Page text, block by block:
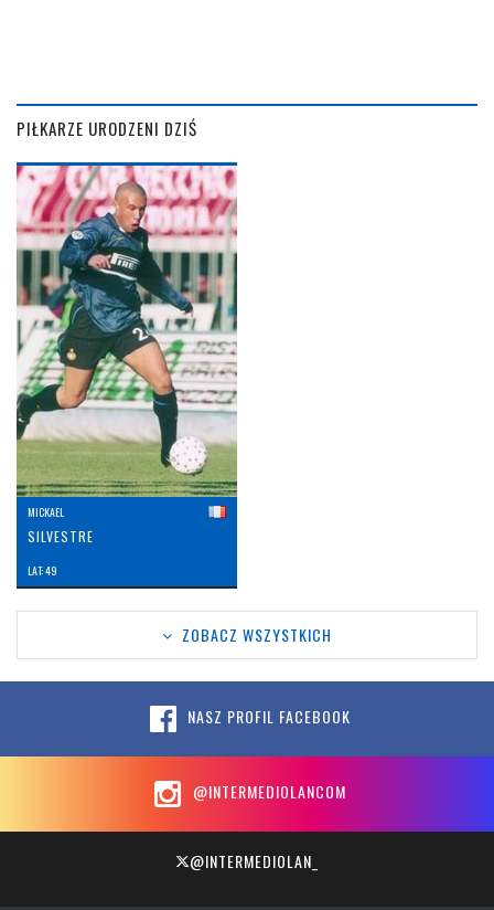
PIŁKARZE URODZENI DZIŚ
MICKAEL
SILVESTRE
LAT: 49
ZOBACZ WSZYSTKICH
NASZ PROFIL FACEBOOK
@INTERMEDIOLANCOM
@INTERMEDIOLAN_